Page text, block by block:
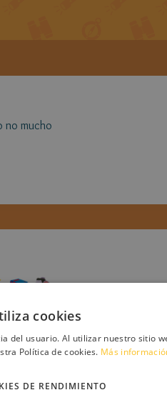
no mucho
cookies
del usuario. Al utilizar nuestro sitio
Política de cookies. Más
DE RENDIMIENTO